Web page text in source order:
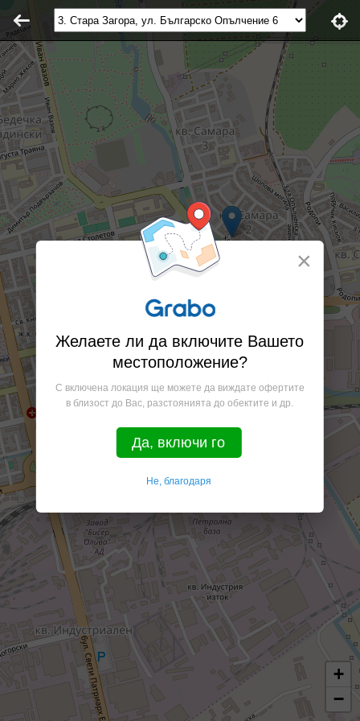
+
−
×
Желаете ли да включите Вашето
местоположение?
С включена локация ще можете да виждате офертите
в близост до Вас, разстоянията до обектите и др.
Да, включи го
Не, благодаря